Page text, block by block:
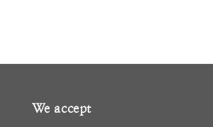
We accept